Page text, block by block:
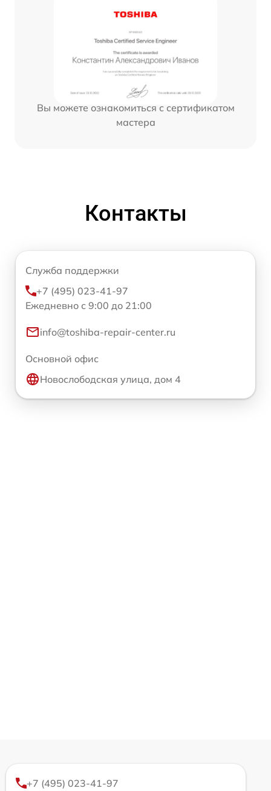
Вы можете ознакомиться с сертификатом
мастера
Контакты
Служба поддержки
+7 (495) 023-41-97
Ежедневно с 9:00 до 21:00
info@toshiba-repair-center.ru
Основной офис
Новослободская улица, дом 4
+7 (495) 023-41-97